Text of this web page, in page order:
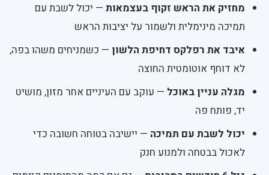
מחזיק את הראש זקוף בעצמאות — יכול לשבת עם
תמיכה מינימלית ולשמור על יציבות הראש
איבד את רפלקס דחיפת הלשון — כשמניחים משהו בפה,
לא דוחף אוטומטית החוצה
מגלה עניין באוכל — עוקב עם העיניים אחר מזון, מושיט
יד, פותח פה
יכול לשבת עם תמיכה — יישיבה בטוחה חשובה כדי
לאכול בבטחה ולמנוע חנק